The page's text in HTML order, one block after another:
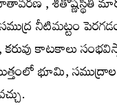
, శీతోష్ణస్థితి
నీటిమట్టం
కరువు కాటకాలు
భూమి, సముద్రాల